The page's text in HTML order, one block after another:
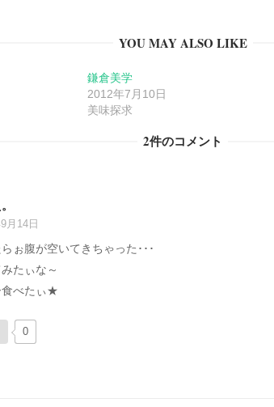
YOU MAY ALSO LIKE
鎌倉美学
2012年7月10日
美味探求
2件のコメント
月14日
らぉ腹が空いてきちゃった･･･
たぃな～
食べたぃ★
0